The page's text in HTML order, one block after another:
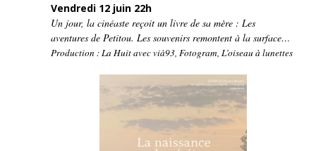
Vendredi 12 juin 22h
Un jour, la cinéaste reçoit un livre de sa mère : Les
aventures de Petitou. Les souvenirs remontent à la surface…
Production : La Huit avec vià93, Fotogram, L’oiseau à lunettes